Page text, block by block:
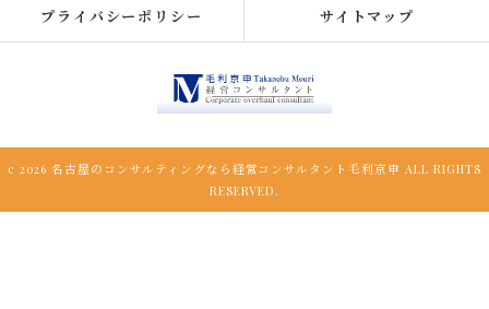
プライバシーポリシー サイトマップ
c 2026 名古屋のコンサルティングなら経営コンサルタント毛利京申 ALL RIGHTS
RESERVED.